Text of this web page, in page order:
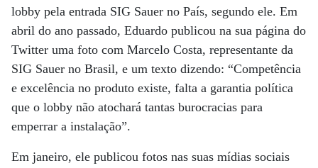
lobby pela entrada SIG Sauer no País, segundo ele. Em
abril do ano passado, Eduardo publicou na sua página do
Twitter uma foto com Marcelo Costa, representante da
SIG Sauer no Brasil, e um texto dizendo: “Competência
e excelência no produto existe, falta a garantia política
que o lobby não atochará tantas burocracias para
emperrar a instalação”.
Em janeiro, ele publicou fotos nas suas mídias sociais